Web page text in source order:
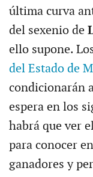
última curva
del sexenio de
ello supone.
del Estado de
condicionarán
espera en los
habrá que ver
para conocer
ganadores y